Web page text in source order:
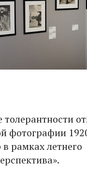
фотографии
рамках летнего